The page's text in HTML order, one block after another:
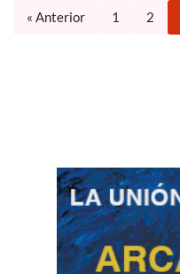
« Anterior 1 2